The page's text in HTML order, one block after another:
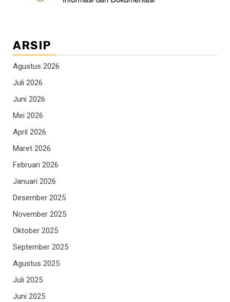
ARSIP
Agustus 2026
Juli 2026
Juni 2026
Mei 2026
April 2026
Maret 2026
Februari 2026
Januari 2026
Desember 2025
November 2025
Oktober 2025
September 2025
Agustus 2025
Juli 2025
Juni 2025